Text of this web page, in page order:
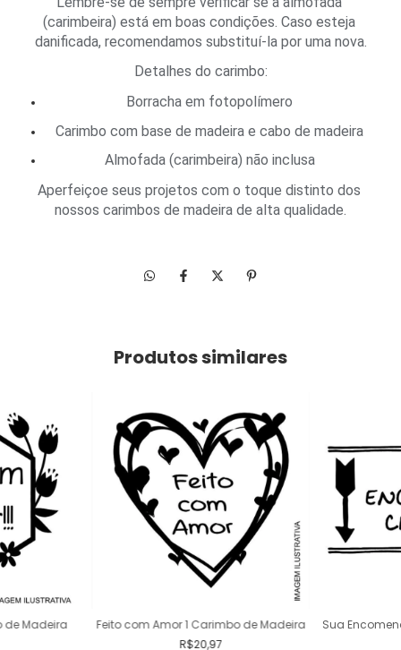
(carimbeira) está em boas condições. Caso esteja
danificada, recomendamos substituí-la por uma nova.
Detalhes do carimbo:
Borracha em fotopolímero
Carimbo com base de madeira e cabo de madeira
Almofada (carimbeira) não inclusa
Aperfeiçoe seus projetos com o toque distinto dos
nossos carimbos de madeira de alta qualidade.
Produtos similares
de Madeira
Feito com Amor 1 Carimbo de Madeira
R$20,97
Sua